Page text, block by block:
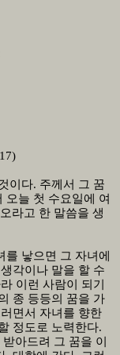
)
이다. 주께서 그 꿈
오늘 첫 수요일에 여
라고 한 말씀을 생
낳으면 그 자녀에
각이나 말을 할 수
이런 사람이 되기
종 등등의 꿈을 가
면서 자녀를 향한
정도로 노력한다.
아드려 그 꿈을 이